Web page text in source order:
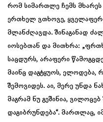
რომ სიმართლე ჩემს
ერთხელ ვთხოვე,
მლანძღავდა. შინაგანად
იოსებთან და მითხრა:
საცდურს, არაფერი
მაინც დაგტყუოს, ელოდება,
შემოვიდეს. აი, მერე უნდა
მაგრამ ნუ გეშინია,
დაგიბრუნდება“. მართლაც,